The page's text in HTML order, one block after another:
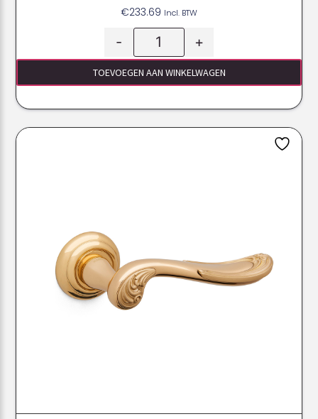
€233.69 Incl. BTW
- +
TOEVOEGEN AAN WINKELWAGEN